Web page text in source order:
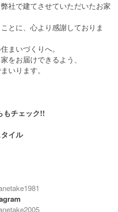
社で建てさせていただいたお家
とに、心より感謝しておりま
まいづくりへ。
をお届けできるよう、
いります。
チェック!!
イル